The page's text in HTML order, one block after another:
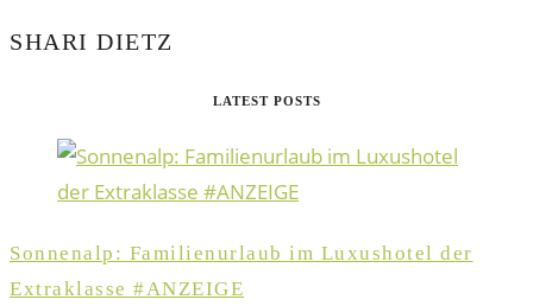
SHARI DIETZ
LATEST POSTS
Sonnenalp: Familienurlaub im Luxushotel der
Extraklasse #ANZEIGE